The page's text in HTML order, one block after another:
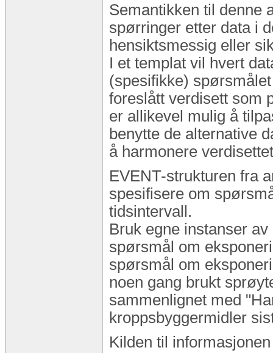
Semantikken til denne
spørringer etter data i
hensiktsmessig eller
I et templat vil hvert
(spesifikke)
foreslått verdisett som
er allikevel mulig å
benytte de alternative
å harmonere
EVENT-strukturen fra
spesifisere om
tidsintervall.
Bruk egne instanser
spørsmål om
spørsmål om
noen gang brukt
sammenlignet med
kroppsbyggermidler
Kilden til